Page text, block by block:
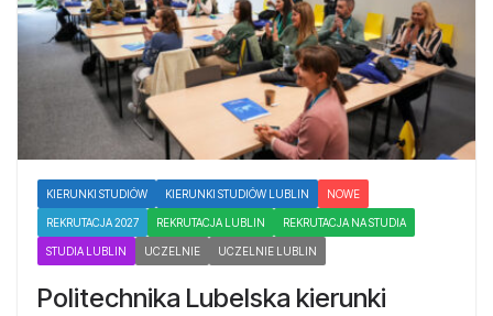
KIERUNKI STUDIÓW KIERUNKI STUDIÓW LUBLIN NOWE
REKRUTACJA 2027 REKRUTACJA LUBLIN REKRUTACJA NA STUDIA
STUDIA LUBLIN UCZELNIE UCZELNIE LUBLIN
Politechnika Lubelska kierunki